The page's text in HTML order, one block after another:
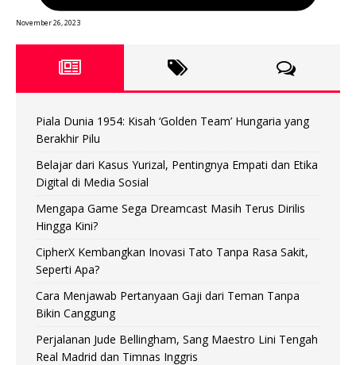
November 26, 2023
Piala Dunia 1954: Kisah ‘Golden Team’ Hungaria yang
Berakhir Pilu
Belajar dari Kasus Yurizal, Pentingnya Empati dan Etika
Digital di Media Sosial
Mengapa Game Sega Dreamcast Masih Terus Dirilis
Hingga Kini?
CipherX Kembangkan Inovasi Tato Tanpa Rasa Sakit,
Seperti Apa?
Cara Menjawab Pertanyaan Gaji dari Teman Tanpa
Bikin Canggung
Perjalanan Jude Bellingham, Sang Maestro Lini Tengah
Real Madrid dan Timnas Inggris